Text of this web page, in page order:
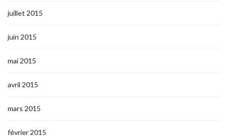
juillet 2015
juin 2015
mai 2015
avril 2015
mars 2015
février 2015